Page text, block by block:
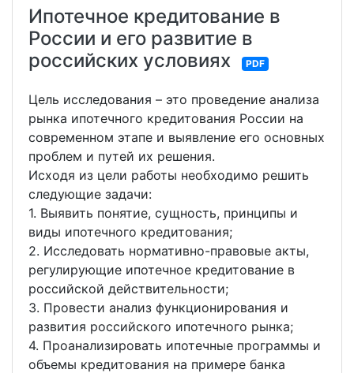
Ипотечное кредитование в
России и его развитие в
российских условиях
PDF
Цель исследования – это проведение анализа
рынка ипотечного кредитования России на
современном этапе и выявление его основных
проблем и путей их решения.
Исходя из цели работы необходимо решить
следующие задачи:
1. Выявить понятие, сущность, принципы и
виды ипотечного кредитования;
2. Исследовать нормативно-правовые акты,
регулирующие ипотечное кредитование в
российской действительности;
3. Провести анализ функционирования и
развития российского ипотечного рынка;
4. Проанализировать ипотечные программы и
объемы кредитования на примере банка